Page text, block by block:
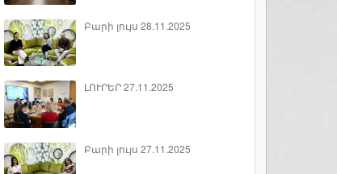
Բարի լույս 28.11.2025
ԼՈՒՐԵՐ 27.11.2025
Բարի լույս 27.11.2025